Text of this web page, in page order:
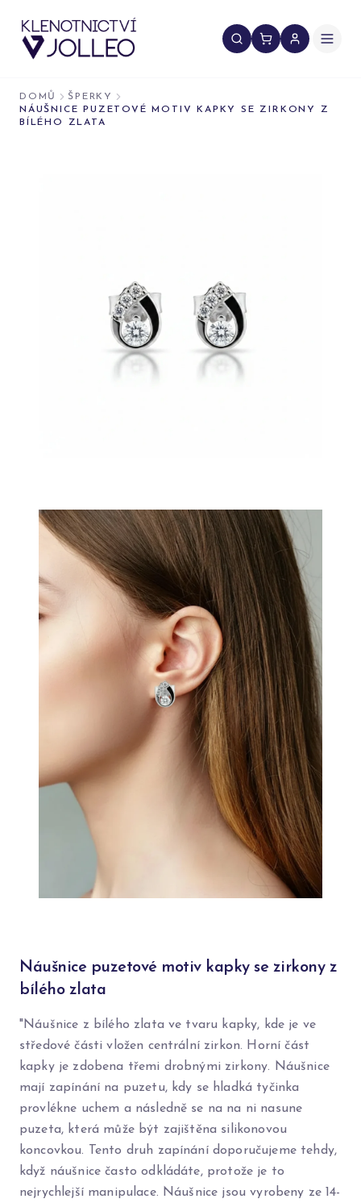
DOMŮ
ŠPERKY
NÁUŠNICE PUZETOVÉ MOTIV KAPKY SE ZIRKONY Z
BÍLÉHO ZLATA
Náušnice puzetové motiv kapky se zirkony z
bílého zlata
"Náušnice z bílého zlata ve tvaru kapky, kde je ve
středové části vložen centrální zirkon. Horní část
kapky je zdobena třemi drobnými zirkony. Náušnice
mají zapínání na puzetu, kdy se hladká tyčinka
provlékne uchem a následně se na na ni nasune
puzeta, která může být zajištěna silikonovou
koncovkou. Tento druh zapínání doporučujeme tehdy,
když náušnice často odkládáte, protože je to
nejrychlejší manipulace. Náušnice jsou vyrobeny ze 14-